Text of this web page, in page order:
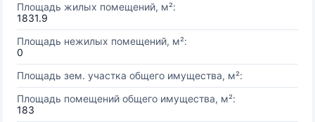
Площадь жилых помещений, м²:
1831.9
Площадь нежилых помещений, м²:
0
Площадь зем. участка общего имущества, м²:
Площадь помещений общего имущества, м²:
183